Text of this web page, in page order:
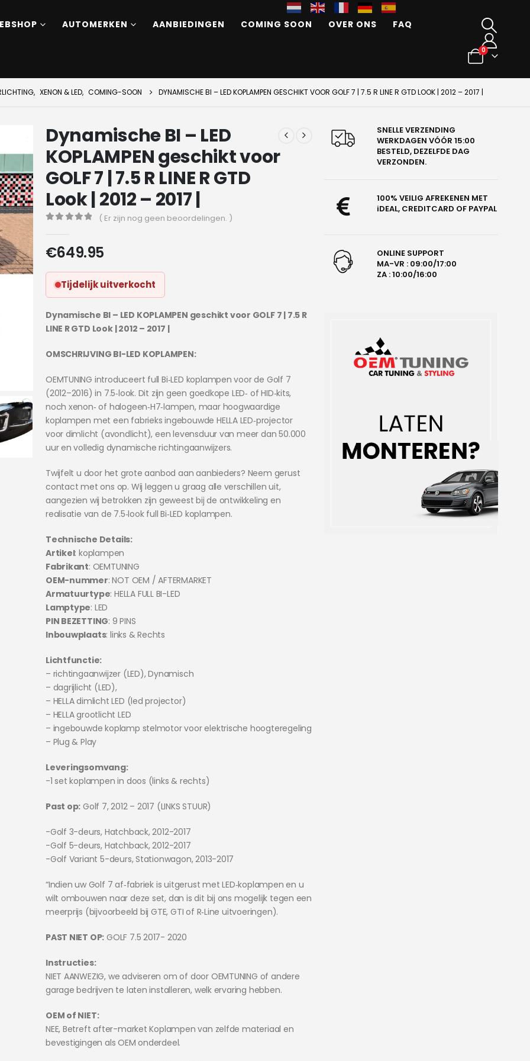
AUTOMERKEN AANBIEDINGEN COMING SOON OVER ONS FAQ
0
, XENON & LED, COMING-SOON DYNAMISCHE BI – LED KOPLAMPEN GESCHIKT VOOR GOLF 7 | 7.5 R LINE R GTD LOOK | 2012 – 2017 |
Dynamische BI – LED
KOPLAMPEN geschikt voor
GOLF 7 | 7.5 R LINE R GTD
Look | 2012 – 2017 |
( Er zijn nog geen beoordelingen. )
€649.95
Tijdelijk uitverkocht
Dynamische BI – LED KOPLAMPEN geschikt voor GOLF 7 | 7.5 R
LINE R GTD Look | 2012 – 2017 |
OMSCHRIJVING BI-LED KOPLAMPEN:
OEMTUNING introduceert full Bi‑LED koplampen voor de Golf 7
(2012–2016) in 7.5‑look. Dit zijn geen goedkope LED‑ of HID‑kits,
noch xenon‑ of halogeen‑H7‑lampen, maar hoogwaardige
koplampen met een fabrieks ingebouwde HELLA LED‑projector
voor dimlicht (avondlicht), een levensduur van meer dan 50.000
uur en volledig dynamische richtingaanwijzers.
Twijfelt u door het grote aanbod aan aanbieders? Neem gerust
contact met ons op. Wij leggen u graag alle verschillen uit,
aangezien wij betrokken zijn geweest bij de ontwikkeling en
realisatie van de 7.5‑look full Bi‑LED koplampen.
Technische Details:
Artikel: koplampen
Fabrikant: OEMTUNING
OEM-nummer: NOT OEM / AFTERMARKET
Armatuurtype: HELLA FULL BI-LED
Lamptype: LED
PIN BEZETTING: 9 PINS
Inbouwplaats: links & Rechts
Lichtfunctie:
– richtingaanwijzer (LED), Dynamisch
– dagrijlicht (LED),
– HELLA dimlicht LED (led projector)
– HELLA grootlicht LED
– ingebouwde koplamp stelmotor voor elektrische hoogteregeling
– Plug & Play
Leveringsomvang:
-1 set koplampen in doos (links & rechts)
Past op: Golf 7, 2012 – 2017 (LINKS STUUR)
-Golf 3-deurs, Hatchback, 2012-2017
-Golf 5-deurs, Hatchback, 2012-2017
-Golf Variant 5-deurs, Stationwagon, 2013-2017
“Indien uw Golf 7 af‑fabriek is uitgerust met LED‑koplampen en u
wilt ombouwen naar deze set, dan is dit bij ons mogelijk tegen een
meerprijs (bijvoorbeeld bij GTE, GTI of R‑Line uitvoeringen).
PAST NIET OP: GOLF 7.5 2017- 2020
Instructies:
NIET AANWEZIG, we adviseren om of door OEMTUNING of andere
garage bedrijven te laten installeren, welk ervaring hebben.
OEM of NIET:
NEE, Betreft after-market Koplampen van zelfde materiaal en
bevestigingen als OEM onderdeel.
SNELLE VERZENDING
WERKDAGEN VÓÓR 15:00
BESTELD, DEZELFDE DAG
VERZONDEN.
100% VEILIG AFREKENEN MET
iDEAL, CREDITCARD OF PAYPAL
ONLINE SUPPORT
MA-VR : 09:00/17:00
ZA : 10:00/16:00